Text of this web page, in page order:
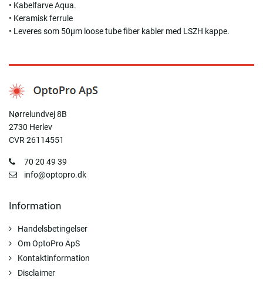
• Kabelfarve Aqua.
• Keramisk ferrule
• Leveres som 50µm loose tube fiber kabler med LSZH kappe.
Nørrelundvej 8B
2730 Herlev
CVR 26114551
70 20 49 39
info@optopro.dk
Information
Handelsbetingelser
Om OptoPro ApS
Kontaktinformation
Disclaimer